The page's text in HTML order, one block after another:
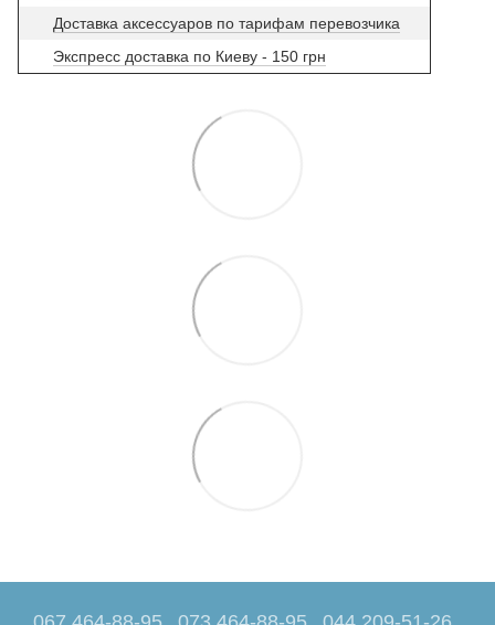
Доставка аксессуаров по тарифам перевозчика
Экспресс доставка по Киеву - 150 грн